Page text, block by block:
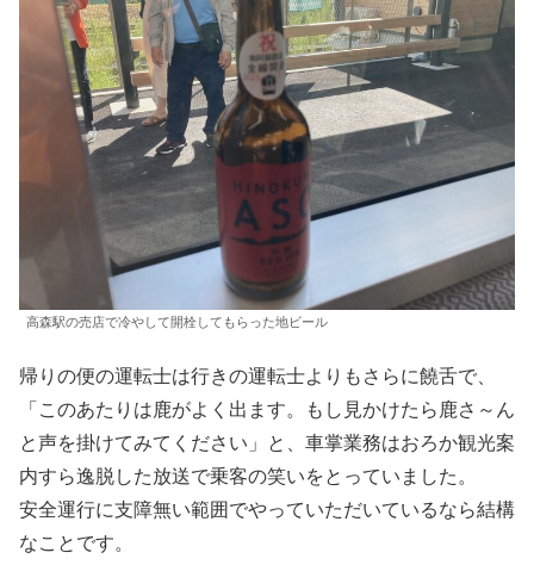
高森駅の売店で冷やして開栓してもらった地ビール
帰りの便の運転士は行きの運転士よりもさらに饒舌で、
「このあたりは鹿がよく出ます。もし見かけたら鹿さ～ん
と声を掛けてみてください」と、車掌業務はおろか観光案
内すら逸脱した放送で乗客の笑いをとっていました。
安全運行に支障無い範囲でやっていただいているなら結構
なことです。